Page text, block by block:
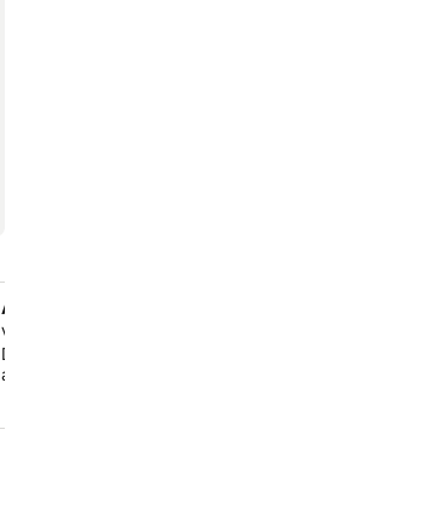
Ambiente familiar y acogedor
Vive un ambiente acogedor y familiar, donde el
Doña Sirlei, se asegura de que tengas una estancia
agradable.